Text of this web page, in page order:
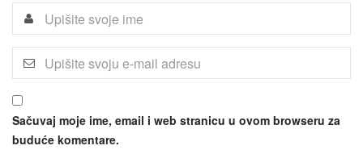
Sačuvaj moje ime, email i web stranicu u ovom browseru za
buduće komentare.